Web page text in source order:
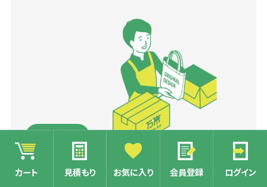
カート 見積もり お気に入り 会員登録 ログイン
入金確認及びデザイン最終